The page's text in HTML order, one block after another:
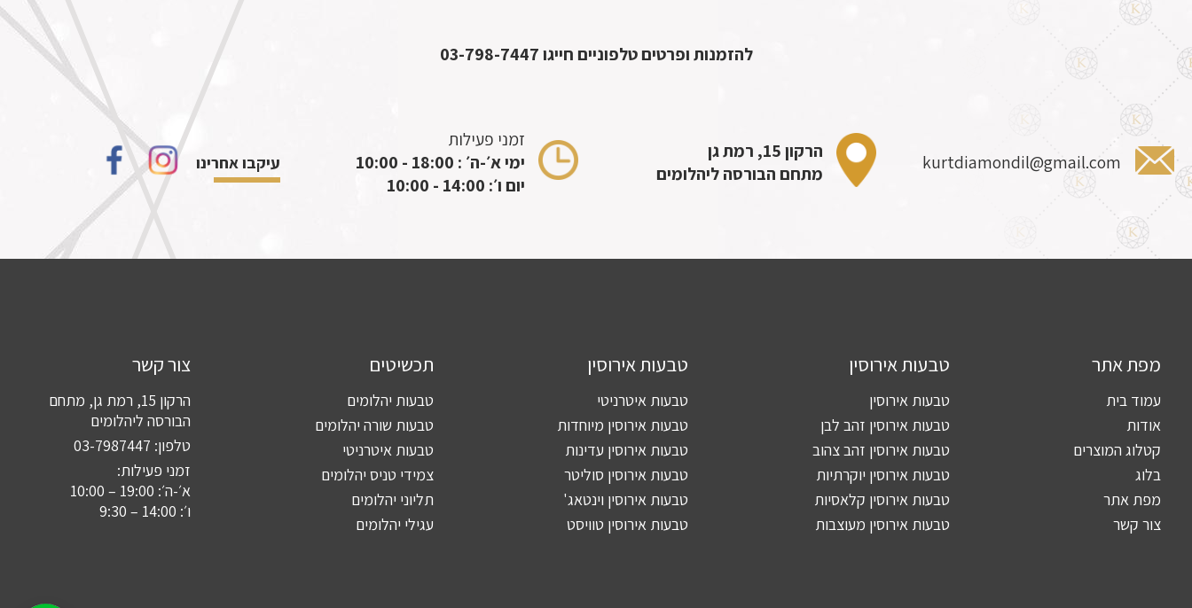
להזמנות ופרטים טלפוניים חייגו03-798-7447
kurtdiamondil@gmail.com
הרקון 15, רמת גן
מתחם הבורסה ליהלומים
זמני פעילות
ימי א׳-ה׳ : 18:00 - 10:00
יום ו׳: 14:00 - 10:00
עיקבו אחרינו
מפת אתר
עמוד בית
אודות
קטלוג המוצרים
בלוג
מפת אתר
צור קשר
טבעות אירוסין
טבעות אירוסין
טבעות אירוסין זהב לבן
טבעות אירוסין זהב צהוב
טבעות אירוסין יוקרתיות
טבעות אירוסין קלאסיות
טבעות אירוסין מעוצבות
טבעות אירוסין
טבעות איטרניטי
טבעות אירוסין מיוחדות
טבעות אירוסין עדינות
טבעות אירוסין סוליטר
טבעות אירוסין וינטאג'
טבעות אירוסין טוויסט
תכשיטים
טבעות יהלומים
טבעות שורה יהלומים
טבעות איטרניטי
צמידי טניס יהלומים
תליוני יהלומים
עגילי יהלומים
צור קשר
הרקון 15, רמת גן, מתחם
הבורסה ליהלומים
טלפון: 03-7987447
זמני פעילות:
א׳-ה׳: 19:00 – 10:00
ו׳: 14:00 – 9:30